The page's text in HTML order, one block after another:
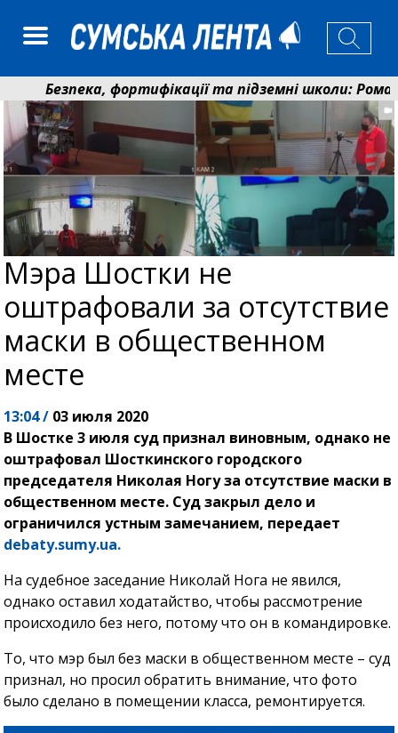
Безпека, фортифікації та підземні школи:
До 19 400 гривень на паливо: Пенсійний фонд
Мэра Шостки не
оштрафовали за отсутствие
маски в общественном
месте
13:04 / 03 июля 2020
В Шостке 3 июля суд признал виновным, однако не
оштрафовал Шосткинского городского
председателя Николая Ногу за отсутствие маски в
общественном месте. Суд закрыл дело и
ограничился устным замечанием, передает
debaty.sumy.ua.
На судебное заседание Николай Нога не явился,
однако оставил ходатайство, чтобы рассмотрение
происходило без него, потому что он в командировке.
То, что мэр был без маски в общественном месте – суд
признал, но просил обратить внимание, что фото
было сделано в помещении класса, ремонтируется.